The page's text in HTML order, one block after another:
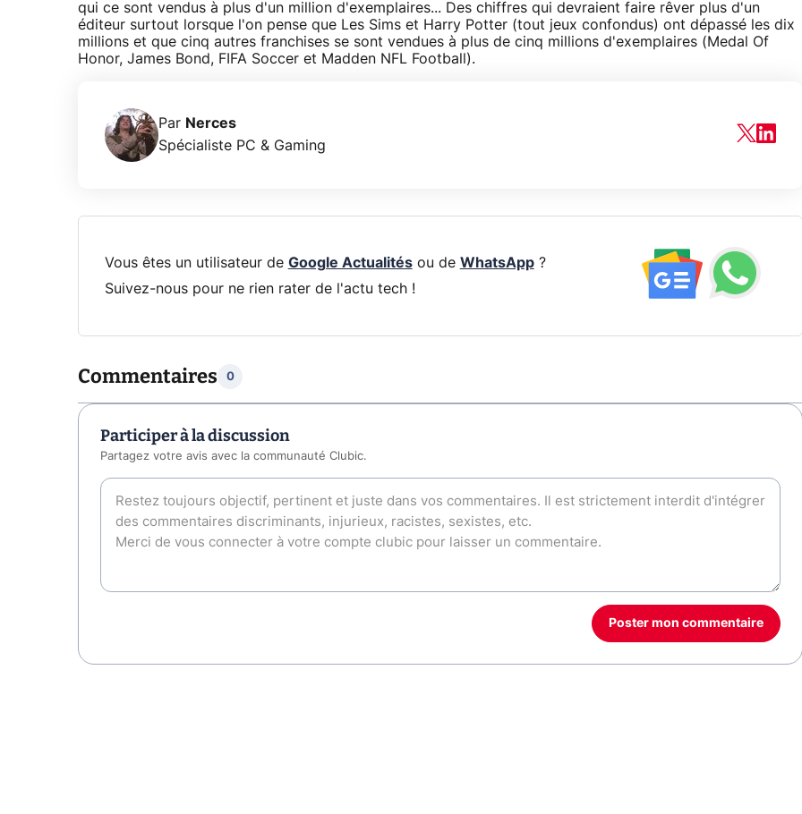
qui ce sont vendus à plus d'un million d'exemplaires... Des chiffres qui devraient faire rêver plus d'un
éditeur surtout lorsque l'on pense que Les Sims et Harry Potter (tout jeux confondus) ont dépassé les dix
millions et que cinq autres franchises se sont vendues à plus de cinq millions d'exemplaires (Medal Of
Honor, James Bond, FIFA Soccer et Madden NFL Football).
Par Nerces
Spécialiste PC & Gaming
Vous êtes un utilisateur de Google Actualitésou de WhatsApp?
Suivez-nous pour ne rien rater de l'actu tech !
Commentaires 0
Participer à la discussion
Partagez votre avis avec la communauté Clubic.
Poster mon commentaire